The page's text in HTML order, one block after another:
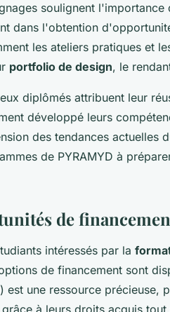
soulignent l'importance
dans l'obtention
les ateliers pratiques et
portfolio de design, le
diplômés attribuent leur
développé leurs
des tendances actuelles
de PYRAMYD à
de
intéressés par la
de financement sont
est une ressource précieuse,